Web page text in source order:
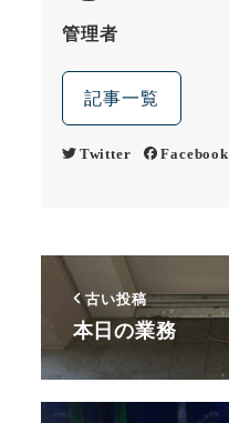
管理者
記事一覧
Twitter Facebook
古い投稿
本日の業務